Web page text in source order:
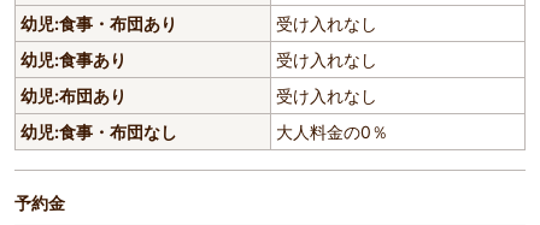
幼児:食事・布団あり
受け入れなし
幼児:食事あり
受け入れなし
幼児:布団あり
受け入れなし
幼児:食事・布団なし
大人料金の0％
予約金